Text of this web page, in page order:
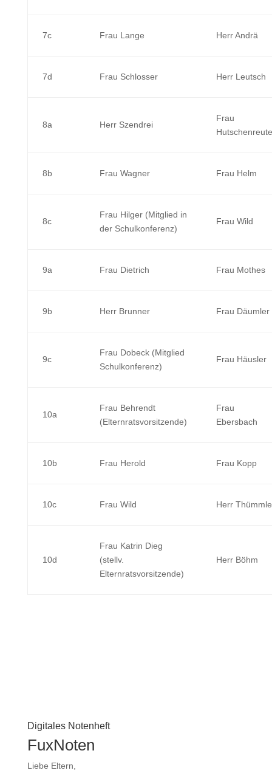
7c Frau Lange Herr Andrä
7d Frau Schlosser Herr Leutsch
8a Herr Szendrei
Frau
8b Frau Wagner Frau Helm
8c
Frau Hilger (Mitglied in
der Schulkonferenz)
Frau Wild
9a Frau Dietrich Frau Mothes
9b Herr Brunner Frau Däumler
9c
Frau Dobeck (Mitglied
Schulkonferenz)
Frau Häusler
10a
Frau Behrendt
(Elternratsvorsitzende)
Frau
Ebersbach
10b Frau Herold Frau Kopp
10c Frau Wild Herr
10d
Frau Katrin Dieg
(stellv.
Elternratsvorsitzende)
Herr Böhm
Digitales Notenheft
FuxNoten
Liebe Eltern,